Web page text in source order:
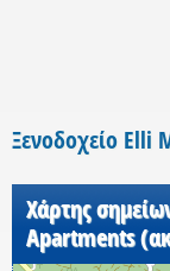
Ξενοδοχείο Elli
Χάρτης
Apartments